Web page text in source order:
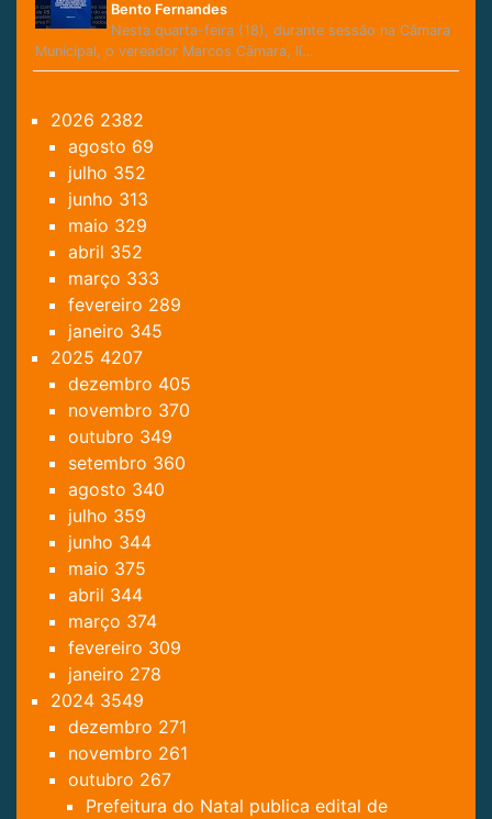
Bento Fernandes
Nesta quarta-feira (18), durante sessão na Câmara
Municipal, o vereador Marcos Câmara, lí…
2026 2382
agosto 69
julho 352
junho 313
maio 329
abril 352
março 333
fevereiro 289
janeiro 345
2025 4207
dezembro 405
novembro 370
outubro 349
setembro 360
agosto 340
julho 359
junho 344
maio 375
abril 344
março 374
fevereiro 309
janeiro 278
2024 3549
dezembro 271
novembro 261
outubro 267
Prefeitura do Natal publica edital de